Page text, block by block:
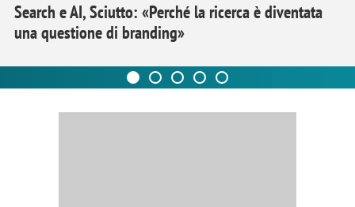
Search e AI, Sciutto: «Perché la ricerca è diventata
una questione di branding»